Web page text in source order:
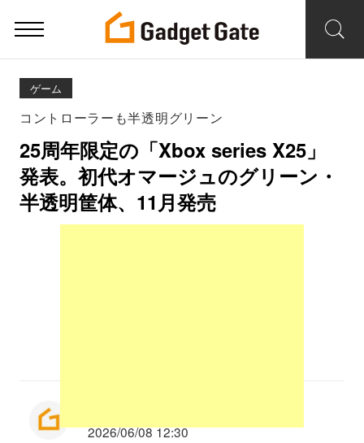
ゲーム
コントローラーも半透明グリーン
25周年限定の「Xbox series X25」
発表。初代オマージュのグリーン・
半透明筐体、11月発売
2026/06/08 12:30